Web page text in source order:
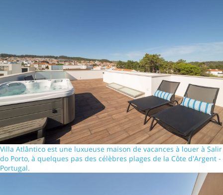
Villa Atlântico est une luxueuse maison de vacances à louer à Salir
do Porto, à quelques pas des célèbres plages de la Côte d'Argent -
Portugal.